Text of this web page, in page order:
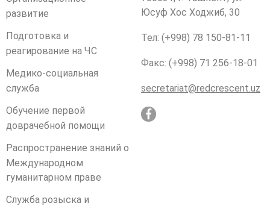
развитие
Подготовка и
реагирование на ЧС
Медико-социальная
служба
Обучение первой
доврачебной помощи
Распространение знаний о
Международном
гуманитарном праве
Служба розыска и
Юсуф Хос Ходжиб, 30
Тел: (+998) 78 150-81-11
Факс: (+998) 71 256-18-01
secretariat@redcrescent.uz